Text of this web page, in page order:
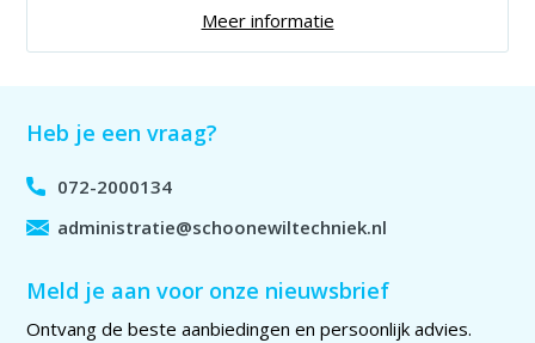
Meer informatie
Heb je een vraag?
072-2000134
administratie@schoonewiltechniek.nl
Meld je aan voor onze nieuwsbrief
Ontvang de beste aanbiedingen en persoonlijk advies.